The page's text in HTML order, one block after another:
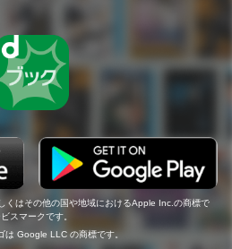
くはその他の国や地域におけるApple Inc.の商標で
スマークです。
Google LLC の商標です。